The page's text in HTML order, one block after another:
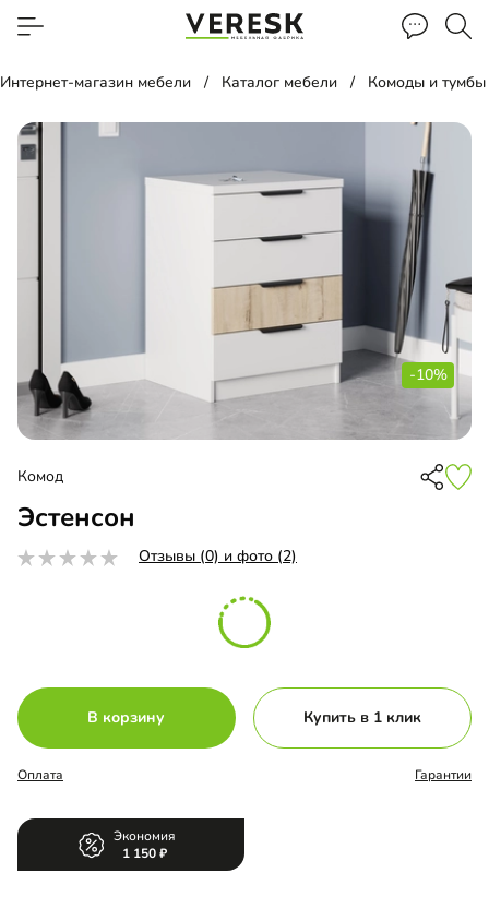
Интернет-магазин мебели Каталог мебели Комоды и тумбы
-10%
Комод
Эстенсон
Отзывы (0) и фото (2)
В корзину Купить в 1 клик
Оплата Гарантии
Экономия
1 150